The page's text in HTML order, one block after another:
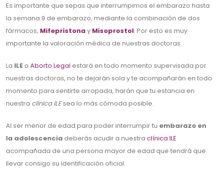
Es importante que sepas que interrumpimos el embarazo hasta
la semana 9 de embarazo, mediante la combinación de dos
fármacos, Mifepristona y Misoprostol. Por esto es muy
importante la valoración médica de nuestras doctoras.
La ILE o Aborto Legal estará en todo momento supervisada por
nuestras doctoras, no te dejarán sola y te acompañarán en todo
momento para sentirte arropada, harán que tu estancia en
nuestra clínica ILEsea lo más cómoda posible.
Al ser menor de edad para poder interrumpir tu embarazo en
la adolescencia deberás acudir a nuestra clínica ILE
acompañada de una persona mayor de edad que tendrá que
llevar consigo su identificación oficial.